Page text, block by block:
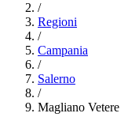
/
Regioni
/
Campania
/
Salerno
/
Magliano Vetere